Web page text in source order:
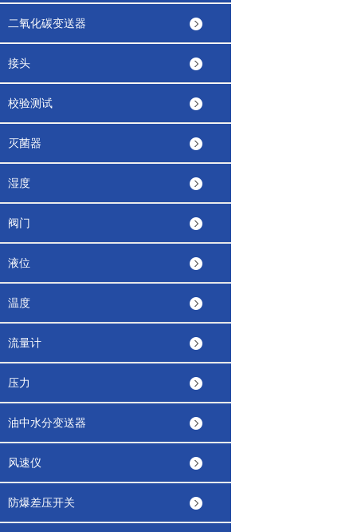
二氧化碳变送器
接头
校验测试
灭菌器
湿度
阀门
液位
温度
流量计
压力
油中水分变送器
风速仪
防爆差压开关